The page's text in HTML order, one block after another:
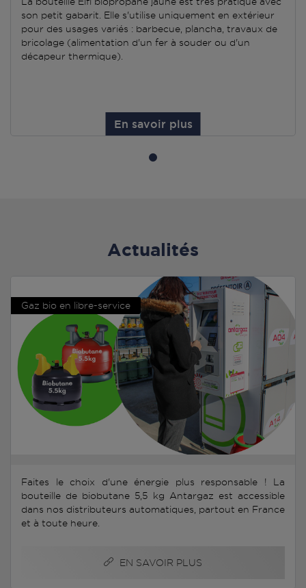
son petit gabarit. Elle s'utilise uniquement en extérieur
pour des usages variés : barbecue, plancha, travaux de
bricolage (alimentation d'un fer à souder ou d'un
décapeur thermique).
En savoir plus
Actualités
Gaz bio en libre-service
Faites le choix d'une énergie plus responsable ! La
bouteille de biobutane 5,5 kg Antargaz est accessible
dans nos distributeurs automatiques, partout en France
et à toute heure.
EN SAVOIR PLUS